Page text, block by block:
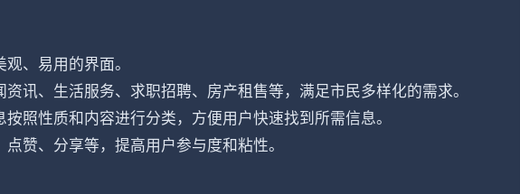
、易用的界面。
讯、生活服务、求职招聘、房产租售等，满足市民多样化的需求。
照性质和内容进行分类，方便用户快速找到所需信息。
赞、分享等，提高用户参与度和粘性。